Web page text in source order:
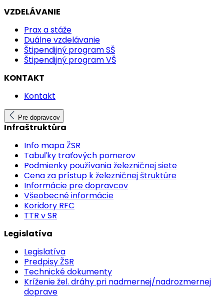
VZDELÁVANIE
Prax a stáže
Duálne vzdelávanie
Štipendijný program SŠ
Štipendijný program VŠ
KONTAKT
Kontakt
Pre dopravcov
Infraštruktúra
Info mapa ŽSR
Tabuľky traťových pomerov
Podmienky používania železničnej siete
Cena za prístup k železničnej štruktúre
Informácie pre dopravcov
Všeobecné informácie
Koridory RFC
TTR v SR
Legislatíva
Legislatíva
Predpisy ŽSR
Technické dokumenty
Kríženie žel. dráhy pri nadmernej/nadrozmernej
doprave